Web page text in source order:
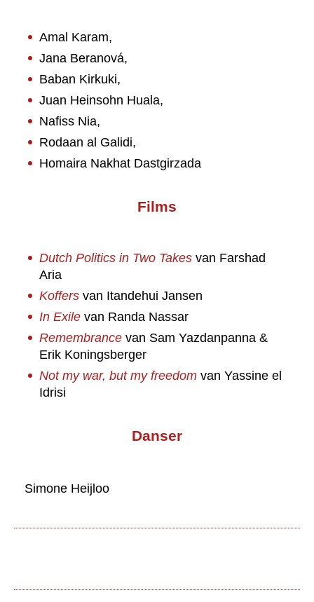
Amal Karam,
Jana Beranová,
Baban Kirkuki,
Juan Heinsohn Huala,
Nafiss Nia,
Rodaan al Galidi,
Homaira Nakhat Dastgirzada
Films
Dutch Politics in Two Takes van Farshad
Aria
Koffers van Itandehui Jansen
In Exile van Randa Nassar
Remembrance van Sam Yazdanpanna &
Erik Koningsberger
Not my war, but my freedom van Yassine el
Idrisi
Danser
Simone Heijloo